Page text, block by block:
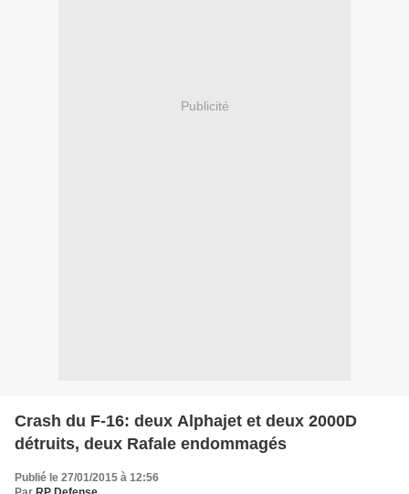
Publicité
Crash du F-16: deux Alphajet et deux 2000D
détruits, deux Rafale endommagés
Publié le 27/01/2015 à 12:56